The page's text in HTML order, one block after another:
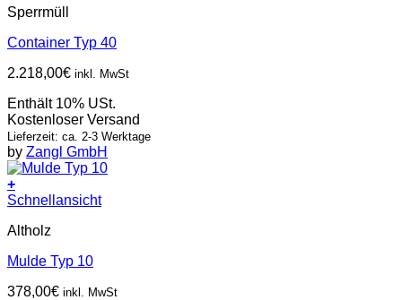
Sperrmüll
Container Typ 40
2.218,00€ inkl. MwSt
Enthält 10% USt.
Kostenloser Versand
Lieferzeit: ca. 2-3 Werktage
by Zangl GmbH
+
Schnellansicht
Altholz
Mulde Typ 10
378,00€ inkl. MwSt